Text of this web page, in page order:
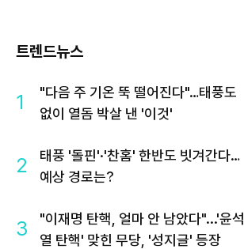
트렌드뉴스
1
"다음 주 기온 뚝 떨어진다"…태풍도
없이 열돔 박살 낸 '이것'
2
태풍 '돌핀'·'찬홈' 한반도 빗겨간다…
예상 경로는?
3
"이재명 탄핵, 얼마 안 남았다"...'윤석
열 탄핵' 맞힌 무당, '성지글' 등장